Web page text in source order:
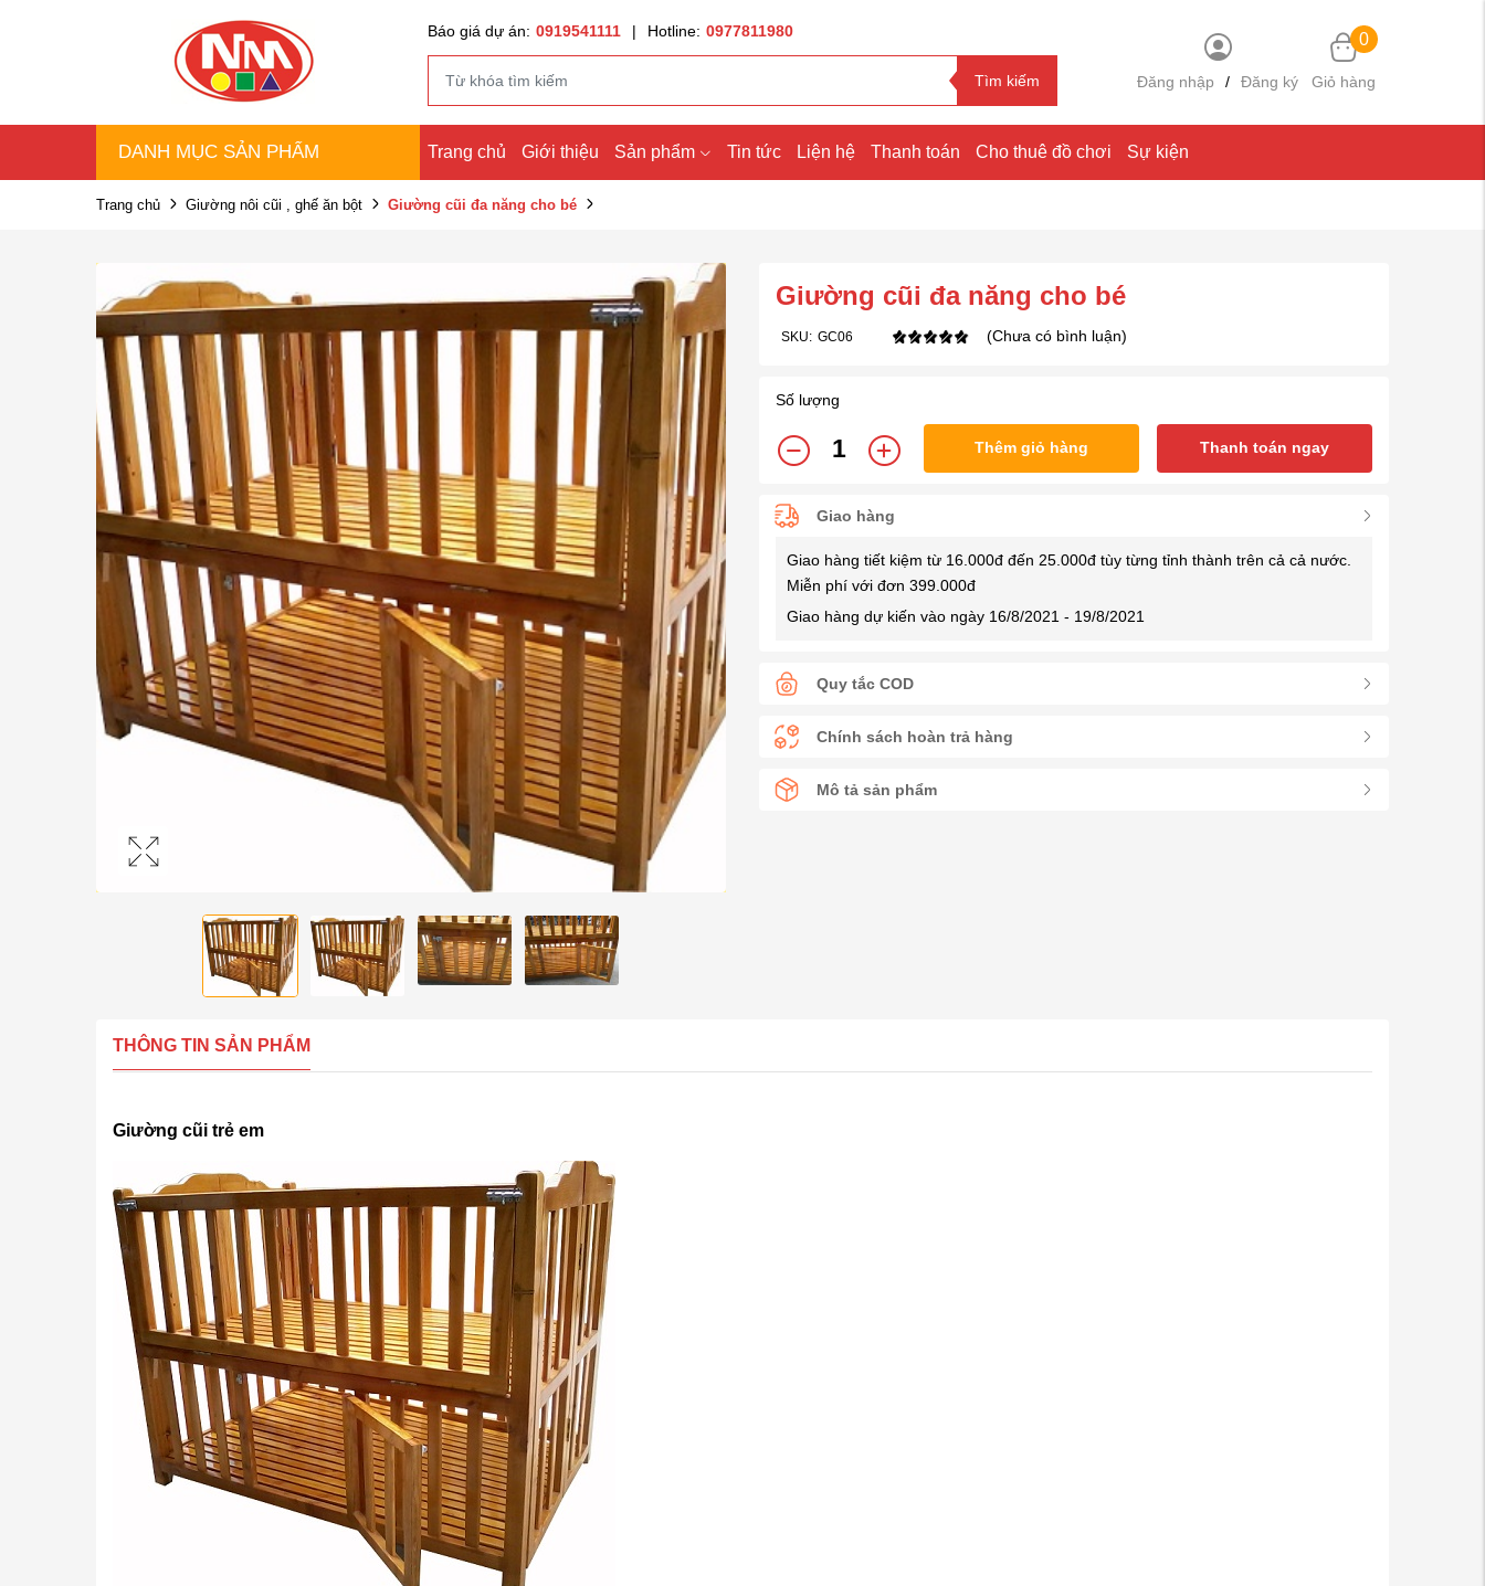
Báo giá dự án: 0919541111 | Hotline: 0977811980
Tìm kiếm Đăng nhập / Đăng ký
0
Giỏ hàng
DANH MỤC SẢN PHẨM Trang chủ Giới thiệu Sản phẩm Tin tức Liện hệ Thanh toán Cho thuê đồ chơi Sự kiện
Trang chủ Giường nôi cũi , ghế ăn bột Giường cũi đa năng cho bé
Giường cũi đa năng cho bé
SKU: GC06 (Chưa có bình luận)
Số lượng
Thêm giỏ hàng Thanh toán ngay
Giao hàng
Giao hàng tiết kiệm từ 16.000đ đến 25.000đ tùy từng tỉnh thành trên cả cả nước.
Miễn phí với đơn 399.000đ
Giao hàng dự kiến vào ngày 16/8/2021 - 19/8/2021
Quy tắc COD
Chính sách hoàn trả hàng
Mô tả sản phẩm
THÔNG TIN SẢN PHẨM
Giường cũi trẻ em